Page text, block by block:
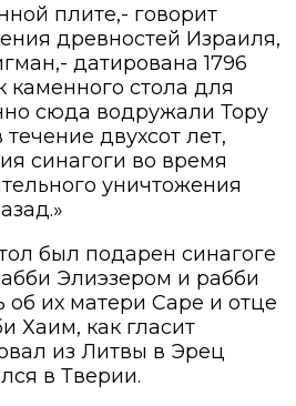
плите,- говорит
древностей Израиля,
датирована 1796
каменного стола для
сюда водружали Тору
двухсот лет,
синагоги во время
уничтожения
был подарен синагоге
Элиэзером и рабби
их матери Саре и отце
Хаим, как гласит
из Литвы в Эрец
в Тверии.